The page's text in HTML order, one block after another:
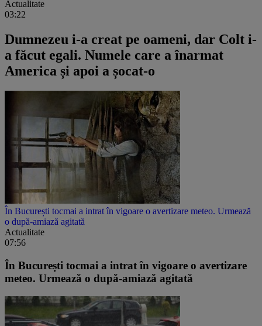
Actualitate
03:22
Dumnezeu i-a creat pe oameni, dar Colt i-
a făcut egali. Numele care a înarmat
America și apoi a șocat-o
În București tocmai a intrat în vigoare o avertizare meteo. Urmează
o după-amiază agitată
Actualitate
07:56
În București tocmai a intrat în vigoare o avertizare
meteo. Urmează o după-amiază agitată